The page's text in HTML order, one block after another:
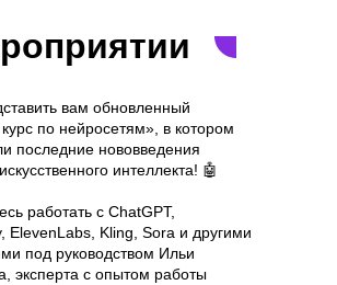
вам обновленный
по нейросетям», в котором
последние нововведения
интеллекта! 🤖
работать с ChatGPT,
ElevenLabs, Kling, Sora и другими
под руководством Ильи
эксперта с опытом работы